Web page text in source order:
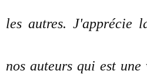
les autres. J'apprécie
nos auteurs qui est